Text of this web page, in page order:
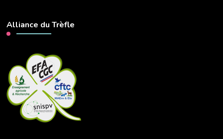
Alliance du Trèfle